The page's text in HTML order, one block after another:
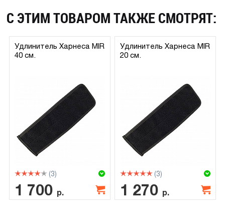
С ЭТИМ ТОВАРОМ ТАКЖЕ СМОТРЯТ:
Удлинитель Харнеса MIR
40 см.
(3)
1 700 р.
Удлинитель Харнеса MIR
20 см.
(3)
1 270 р.